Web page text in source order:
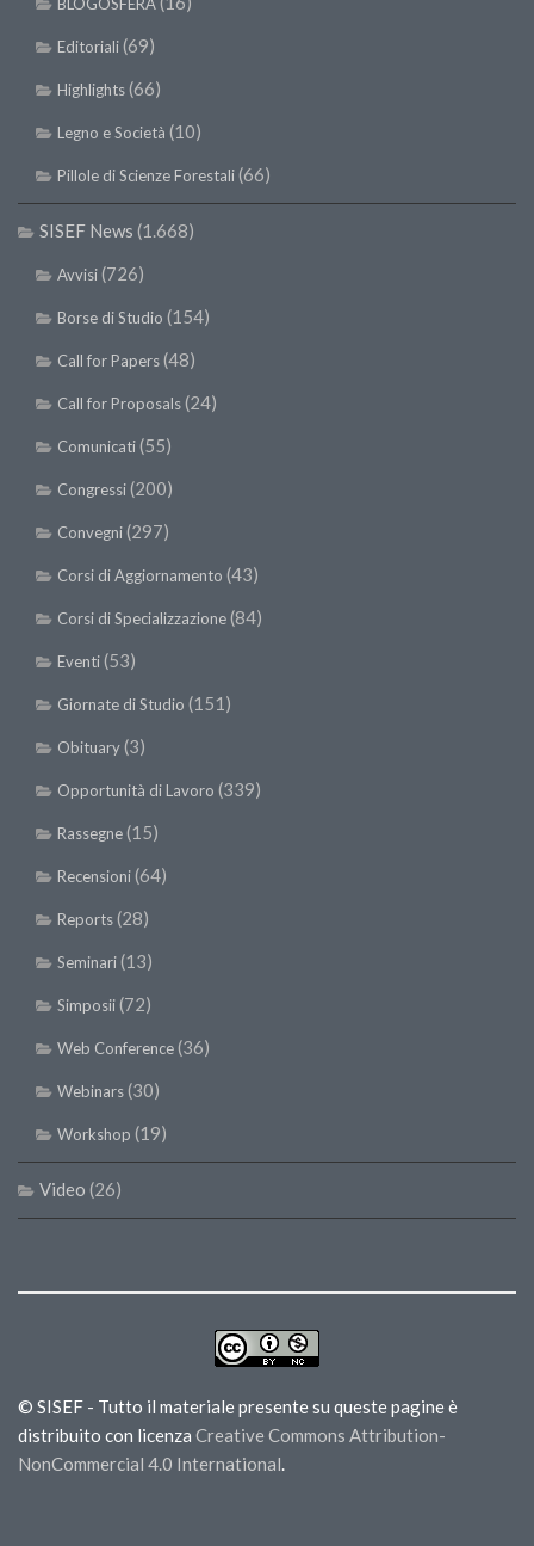
Editoriali(69)
Highlights(66)
Legno e Società (10)
Pillole di Scienze Forestali(66)
SISEF News (1.668)
Avvisi(726)
Borse di Studio (154)
Call for Papers(48)
Call for Proposals(24)
Comunicati(55)
Congressi(200)
Convegni(297)
Corsi di Aggiornamento (43)
Corsi di Specializzazione(84)
Eventi(53)
Giornate di Studio (151)
Obituary(3)
Opportunità di Lavoro (339)
Rassegne(15)
Recensioni(64)
Reports(28)
Seminari(13)
Simposii(72)
Web Conference(36)
Webinars(30)
Workshop (19)
Video (26)
© SISEF - Tutto il materiale presente su queste pagine è
distribuito con licenza Creative Commons Attribution-
NonCommercial 4.0 International.